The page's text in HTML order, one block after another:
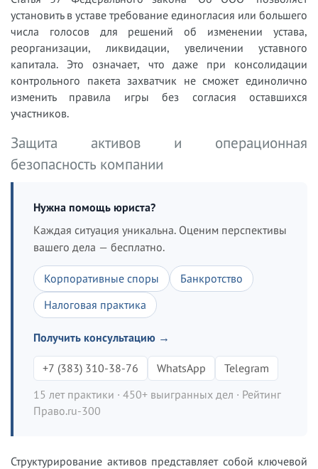
установить в уставе требование единогласия или большего
числа голосов для решений об изменении устава,
реорганизации, ликвидации, увеличении уставного
капитала. Это означает, что даже при консолидации
контрольного пакета захватчик не сможет единолично
изменить правила игры без согласия оставшихся
участников.
Защита активов и операционная
безопасность компании
Нужна помощь юриста?
Каждая ситуация уникальна. Оценим перспективы
вашего дела — бесплатно.
Корпоративные споры
Банкротство
Налоговая практика
Получить консультацию →
+7 (383) 310-38-76 WhatsApp
Telegram
15 лет практики · 450+ выигранных дел · Рейтинг
Право.ru-300
Структурирование активов представляет собой ключевой